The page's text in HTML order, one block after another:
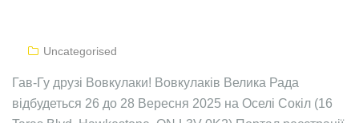
Uncategorised
Гав-Гу друзі Вовкулаки! Вовкулаків Велика Рада
відбудеться 26 до 28 Вересня 2025 на Оселі Сокіл (16